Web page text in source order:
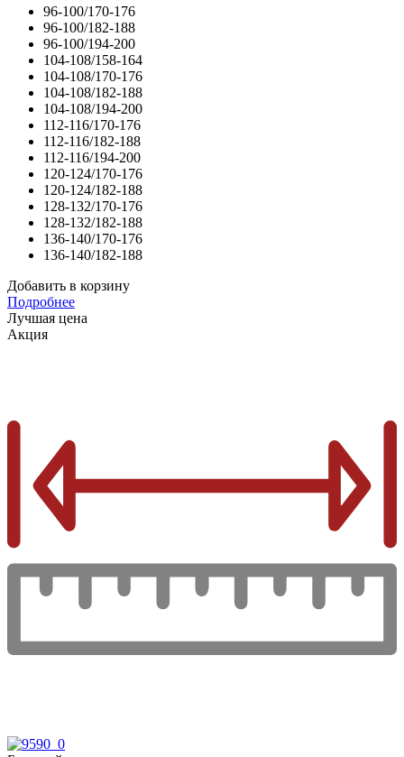
96-100/170-176
96-100/182-188
96-100/194-200
104-108/158-164
104-108/170-176
104-108/182-188
104-108/194-200
112-116/170-176
112-116/182-188
112-116/194-200
120-124/170-176
120-124/182-188
128-132/170-176
128-132/182-188
136-140/170-176
136-140/182-188
Добавить в корзину
Подробнее
Лучшая цена
Акция